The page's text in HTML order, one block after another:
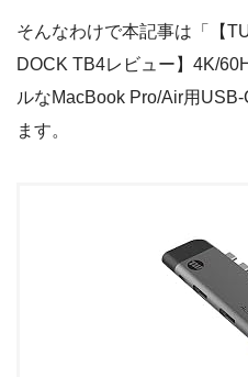
そんなわけで本記事は「【
DOCK TB4レビュー】4K/
ルなMacBook Pro/Air用
ます。